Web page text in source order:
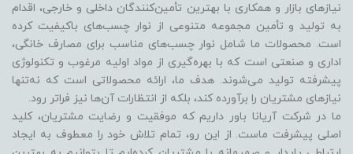
نیازهای بازار و همکاری با بهترین تأمین‌کنندگان داخلی و خارجی، اقدام
به تولید و تأمین مجموعه متنوعی از نوار چسب‌های باکیفیت کرده
است. محصولات ما شامل نوار چسب‌های مناسب برای مصارف خانگی،
اداری و صنعتی است که با بهره‌گیری از مواد اولیه مرغوب و تکنولوژی
پیشرفته تولید می‌شوند. هدف ما، ارائه محصولاتی است که نه‌تنها
نیازهای مشتریان را برآورده کند، بلکه از انتظارات آن‌ها نیز فراتر رود.
ما در شرکت آریانا باور داریم که موفقیت و رضایت مشتریان، کلید
اصلی پیشرفت ماست. از این رو، تمام تلاش خود را معطوف به ایجاد